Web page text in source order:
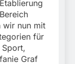
wir nun mit
für
Graf